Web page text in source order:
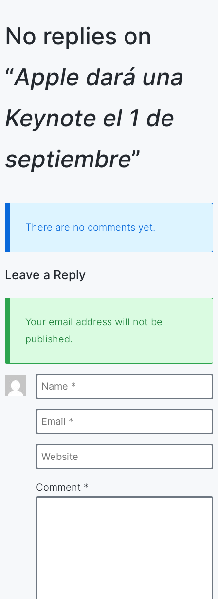
No replies on
“Apple dará una
Keynote el 1 de
septiembre”
There are no comments yet.
Leave a Reply
Your email address will not be
published.
Required
marked
Name
*
Email
*
Website
Comment *